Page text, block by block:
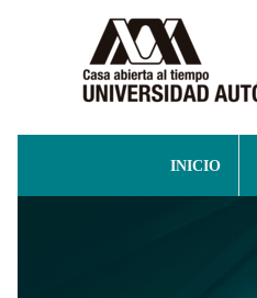
INICIO